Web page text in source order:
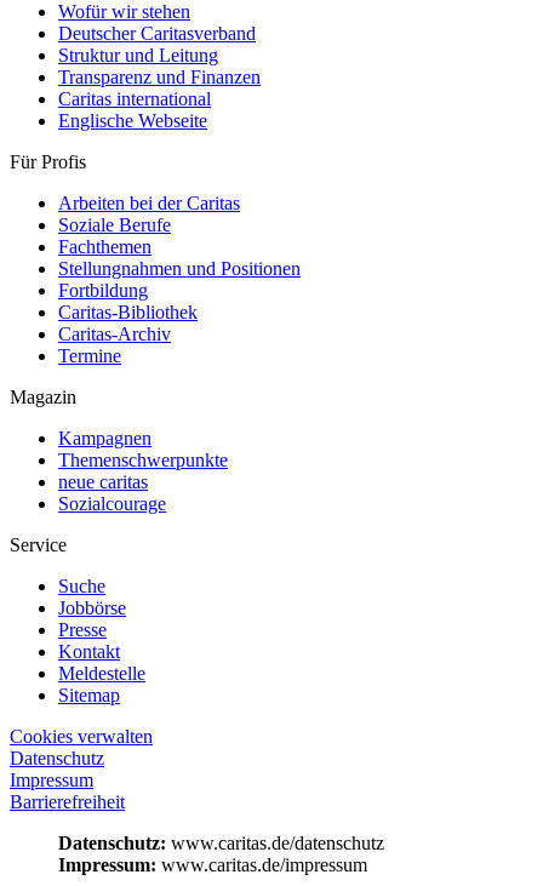
Wofür wir stehen
Deutscher Caritasverband
Struktur und Leitung
Transparenz und Finanzen
Caritas international
Englische Webseite
Für Profis
Arbeiten bei der Caritas
Soziale Berufe
Fachthemen
Stellungnahmen und Positionen
Fortbildung
Caritas-Bibliothek
Caritas-Archiv
Termine
Magazin
Kampagnen
Themenschwerpunkte
neue caritas
Sozialcourage
Service
Suche
Jobbörse
Presse
Kontakt
Meldestelle
Sitemap
Cookies verwalten
Datenschutz
Impressum
Barrierefreiheit
Datenschutz: www.caritas.de/datenschutz
Impressum: www.caritas.de/impressum